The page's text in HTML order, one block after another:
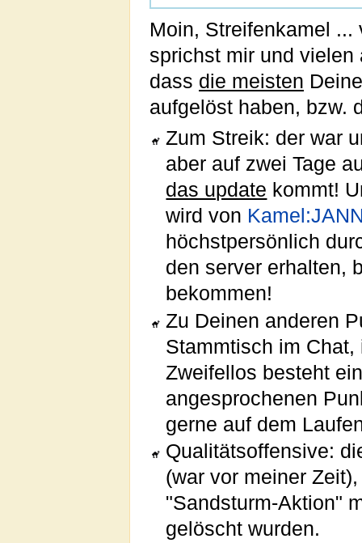
Moin, Streifenkamel
sprichst mir und
dass die meisten
aufgelöst haben, bzw.
Zum Streik: der war
aber auf zwei Tage
das update kommt!
wird von
höchstpersönlich
den server erhalten,
bekommen!
Zu Deinen anderen
Stammtisch im
Zweifellos besteht
angesprochenen
gerne auf dem
Qualitätsoffensive:
(war vor meiner
"Sandsturm-Aktion"
gelöscht wurden.